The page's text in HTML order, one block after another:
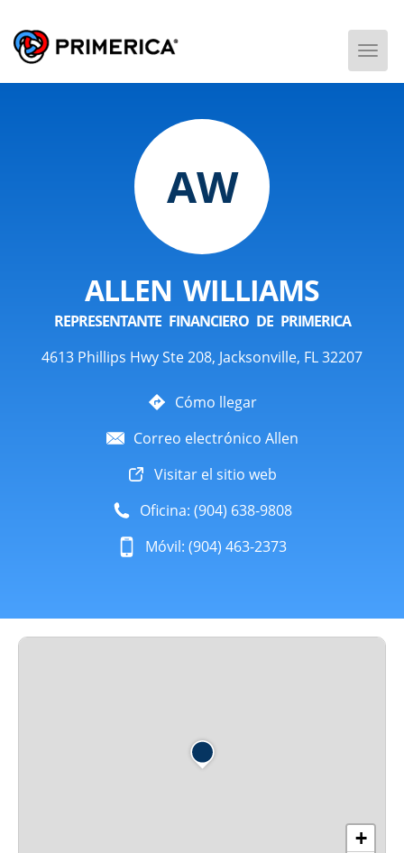
AW
ALLEN WILLIAMS
REPRESENTANTE FINANCIERO DE PRIMERICA
4613 Phillips Hwy Ste 208, Jacksonville, FL 32207
Cómo llegar
Correo electrónico Allen
Visitar el sitio web
Oficina: (904) 638-9808
Móvil: (904) 463-2373
+